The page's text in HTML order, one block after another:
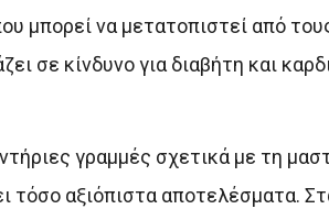
μπορεί να μετατοπιστεί από
σε κίνδυνο για διαβήτη και
γραμμές σχετικά με τη
αξιόπιστα αποτελέσματα.